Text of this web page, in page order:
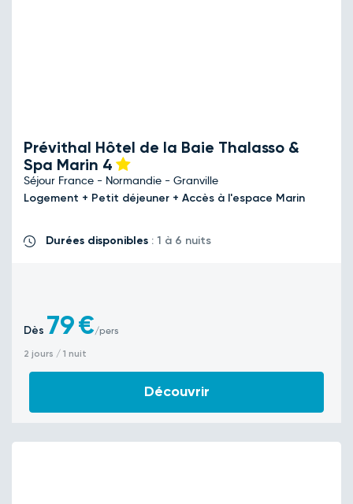
Prévithal Hôtel de la Baie Thalasso &
Spa Marin 4
Séjour France - Normandie - Granville
Logement + Petit déjeuner + Accès à l'espace Marin
Durées disponibles : 1 à 6 nuits
Dès 79€/pers
2 jours / 1 nuit
Découvrir